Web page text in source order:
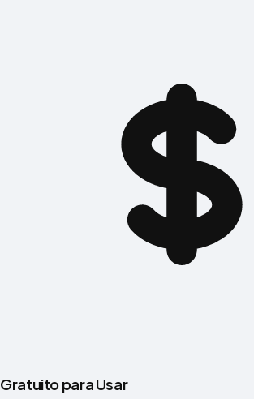
Gratuito para Usar